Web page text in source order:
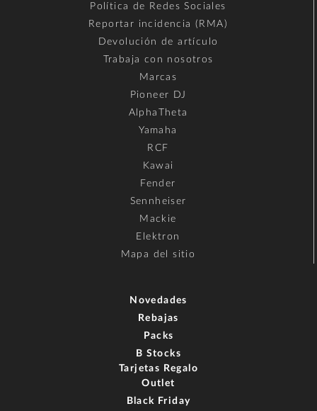
Política de Redes Sociales
Reportar incidencia (RMA)
Devolución de artículo
Trabaja con nosotros
Marcas
Pioneer DJ
AlphaTheta
Yamaha
RCF
Kawai
Fender
Sennheiser
Mackie
Elektron
Mapa del sitio
Novedades
Rebajas
Packs
B Stocks
Tarjetas Regalo
Outlet
Black Friday